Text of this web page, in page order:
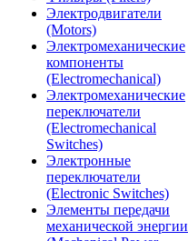
Электродвигатели
(Motors)
Электромеханические
компоненты
(Electromechanical)
Электромеханические
переключатели
(Electromechanical
Switches)
Электронные
переключатели
(Electronic Switches)
Элементы передачи
механической энергии